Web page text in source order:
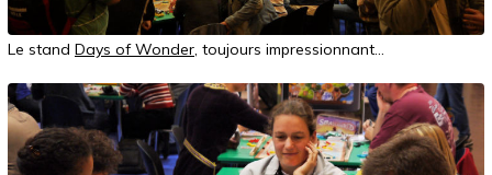
Le stand Days of Wonder, toujours impressionnant...